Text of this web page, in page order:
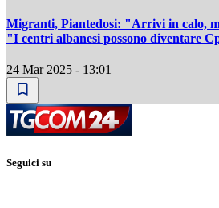
Migranti, Piantedosi: "Arrivi in calo,
"I centri albanesi possono diventare
24 Mar 2025 - 13:01
Seguici su